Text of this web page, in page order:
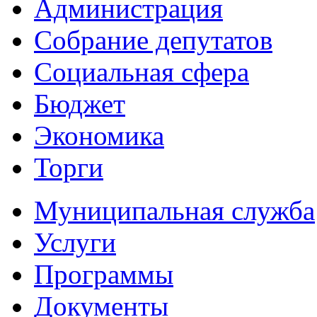
Администрация
Собрание депутатов
Социальная сфера
Бюджет
Экономика
Торги
Муниципальная служба
Услуги
Программы
Документы